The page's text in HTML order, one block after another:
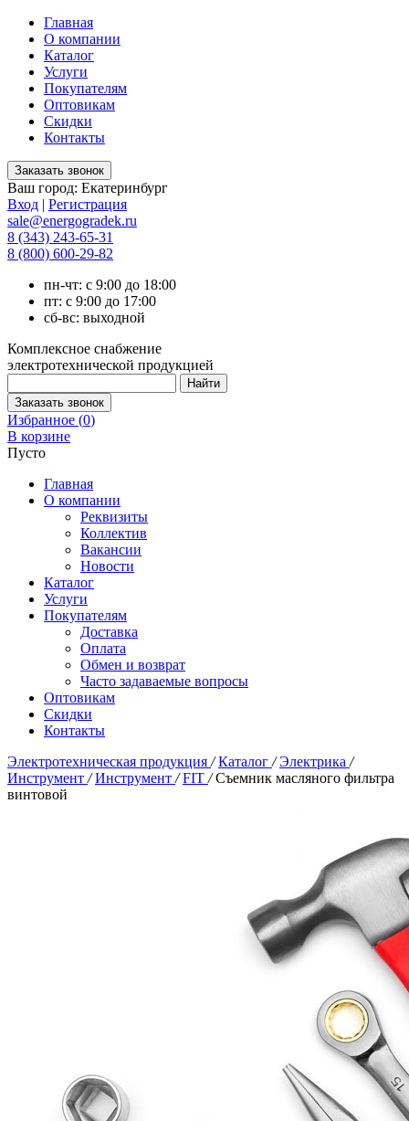
Главная
О компании
Каталог
Услуги
Покупателям
Оптовикам
Скидки
Контакты
Ваш город: Екатеринбург
Вход | Регистрация
sale@energogradek.ru
8 (343) 243-65-31
8 (800) 600-29-82
пн-чт: с 9:00 до 18:00
пт: с 9:00 до 17:00
сб-вс: выходной
Комплексное снабжение
электротехнической продукцией
Избранное (0)
В корзине
Пусто
Главная
О компании
Реквизиты
Коллектив
Вакансии
Новости
Каталог
Услуги
Покупателям
Доставка
Оплата
Обмен и возврат
Часто задаваемые вопросы
Оптовикам
Скидки
Контакты
Электротехническая продукция / Каталог / Электрика /
Инструмент / Инструмент / FIT / Съемник масляного фильтра
винтовой